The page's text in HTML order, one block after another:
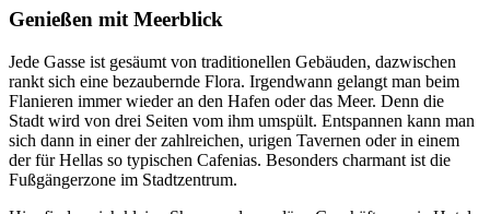
Genießen mit Meerblick
Jede Gasse ist gesäumt von traditionellen Gebäuden, dazwischen
rankt sich eine bezaubernde Flora. Irgendwann gelangt man beim
Flanieren immer wieder an den Hafen oder das Meer. Denn die
Stadt wird von drei Seiten vom ihm umspült. Entspannen kann man
sich dann in einer der zahlreichen, urigen Tavernen oder in einem
der für Hellas so typischen Cafenias. Besonders charmant ist die
Fußgängerzone im Stadtzentrum.